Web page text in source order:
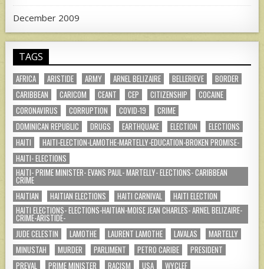
December 2009
TAGS
AFRICA ARISTIDE ARMY ARNEL BELIZAIRE BELLERIEVE
BORDER
CARIBBEAN
CARICOM CEANT CEP CITIZENSHIP
COCAINE
CORONAVIRUS
CORRUPTION COVID-19
CRIME
DOMINICAN REPUBLIC
DRUGS EARTHQUAKE ELECTION
ELECTIONS
HAITI
HAITI-ELECTION-LAMOTHE-MARTELLY-EDUCATION-BROKEN PROMISE-
HAITI- ELECTIONS
HAITI- PRIME MINISTER- EVANS PAUL- MARTELLY- ELECTIONS- CARIBBEAN
CRIME
HAITIAN
HAITIAN ELECTIONS HAITI CARNIVAL
HAITI ELECTION
HAITI ELECTIONS- ELECTIONS-HAITIAN-MOISE JEAN CHARLES- ARNEL BELIZAIRE-
CRIME-ARISTIDE-
JUDE CELESTIN
LAMOTHE LAURENT LAMOTHE LAVALAS
MARTELLY
MINUSTAH
MURDER PARLIMENT PETRO CARIBE
PRESIDENT
PREVAL
PRIME MINISTER RACISM USA WYCLEF